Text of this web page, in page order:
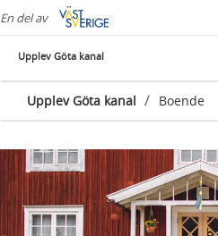
En del av
Upplev Göta kanal
Upplev Göta kanal / Boende